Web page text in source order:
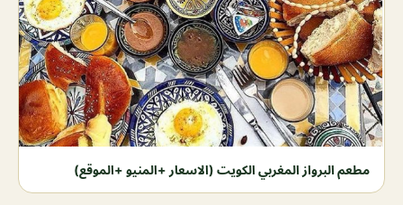
مطعم البرواز المغربي الكويت (الاسعار +المنيو +الموقع)